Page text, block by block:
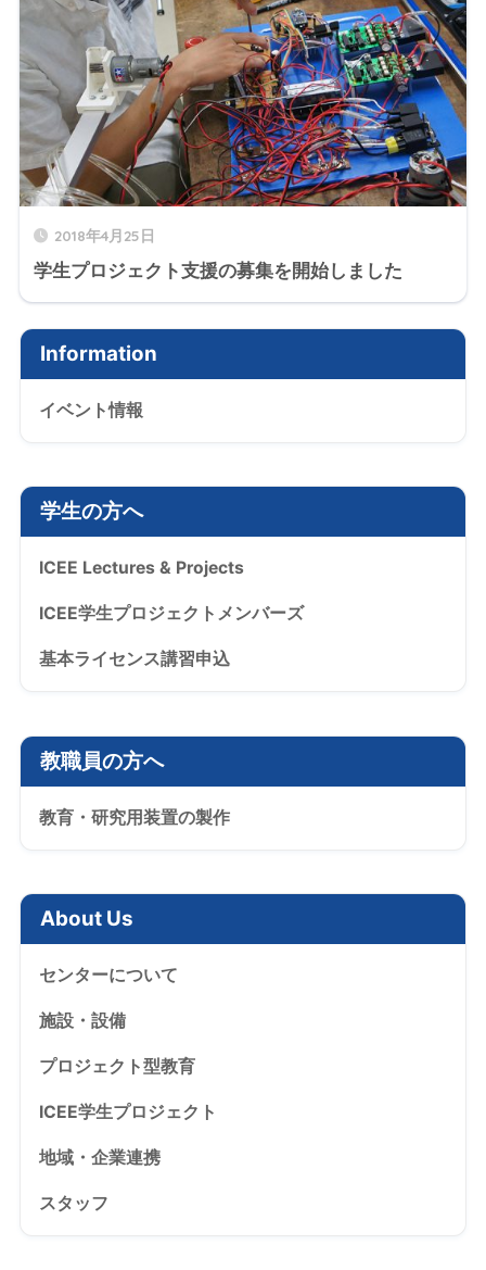
2018年4月25日
学生プロジェクト支援の募集を開始しました
Information
イベント情報
学生の方へ
ICEE Lectures & Projects
ICEE学生プロジェクトメンバーズ
基本ライセンス講習申込
教職員の方へ
教育・研究用装置の製作
About Us
センターについて
施設・設備
プロジェクト型教育
ICEE学生プロジェクト
地域・企業連携
スタッフ